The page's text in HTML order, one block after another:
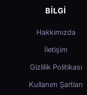
BILGI
Hakkımızda
İletişim
Gizlilik Politikası
Kullanım Şartları